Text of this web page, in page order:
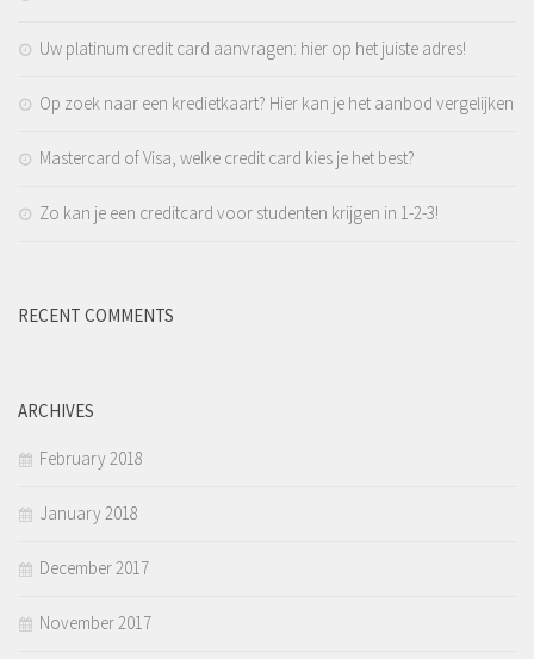
Uw platinum credit card aanvragen: hier op het juiste adres!
Op zoek naar een kredietkaart? Hier kan je het aanbod vergelijken
Mastercard of Visa, welke credit card kies je het best?
Zo kan je een creditcard voor studenten krijgen in 1-2-3!
RECENT COMMENTS
ARCHIVES
February 2018
January 2018
December 2017
November 2017